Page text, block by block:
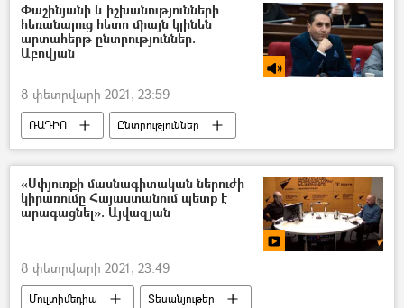
Փաշինյանի և իշխանությունների
հեռանալուց հետո միայն կլինեն
արտահերթ ընտրություններ.
Աբովյան
8 փետրվարի 2021, 23:59
ՌԱԴԻՈ
Ընտրություններ
Բարգավաճ Հայաստան կուսակցություն (ԲՀԿ)
Արման Աբովյան
Լիլիթ Մակունց
Նիկոլ Փաշինյան
«Սփյուռքի մասնագիտական ներուժի
կիրառումը Հայաստանում պետք է
արագացնել». Այվազյան
8 փետրվարի 2021, 23:49
Մուլտիմեդիա
Տեսանյութեր